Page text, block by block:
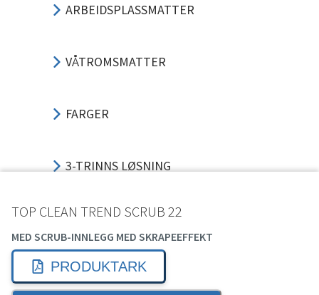
TOP CLEAN TREND SCRUB 22
MED SCRUB-INNLEGG MED SKRAPEEFFEKT
PRODUKTARK
ARBEIDSPLASSMATTER
VÅTROMSMATTER
FARGER
3-TRINNS LØSNING
TRINNLYDSDEMPING